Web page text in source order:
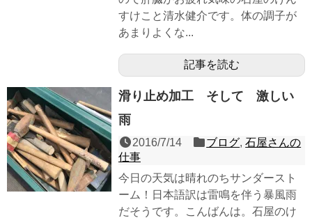
すけこと清水健介です。体の調子が
あまりよくな...
記事を読む
滑り止め加工 そして 激しい
雨
2016/7/14 ブログ,石屋さんの
仕事
今日の天気は晴れのちサンダースト
ーム！日本語訳は雷鳴を伴う暴風雨
だそうです。こんばんは。石屋のけ